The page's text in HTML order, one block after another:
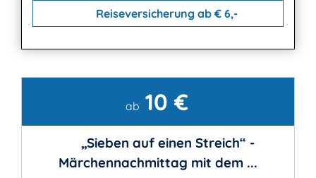
Reiseversicherung ab € 6,-
ab 10 €
„Sieben auf einen Streich“ -
Märchennachmittag mit dem ...